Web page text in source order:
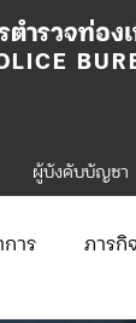
ำรวจท่อง
ผู้บังคับบัญชา
าร ภารกิ